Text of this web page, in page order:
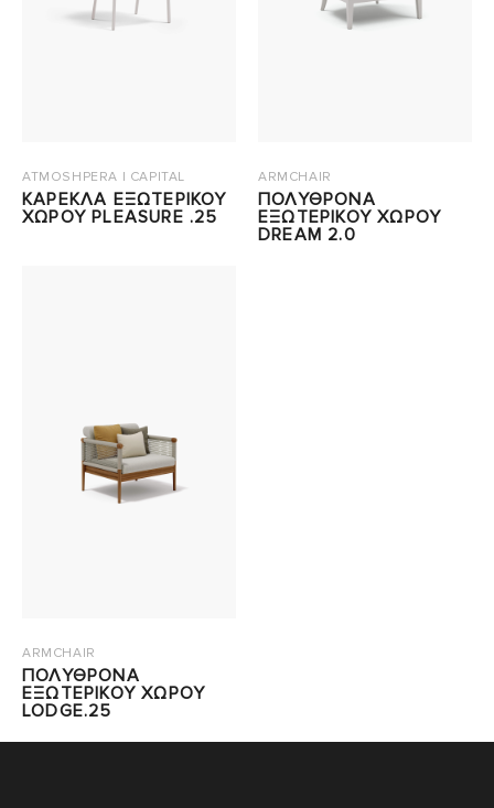
ATMOSHPERA | CAPITAL
ΚΑΡΕΚΛΑ ΕΞΩΤΕΡΙΚΟΥ
ΧΩΡΟΥ PLEASURE .25
ARMCHAIR
ΠΟΛΥΘΡΟΝΑ
ΕΞΩΤΕΡΙΚΟΥ ΧΩΡΟΥ
DREAM 2.0
ARMCHAIR
ΠΟΛΥΘΡΟΝΑ
ΕΞΩΤΕΡΙΚΟΥ ΧΩΡΟΥ
LODGE.25